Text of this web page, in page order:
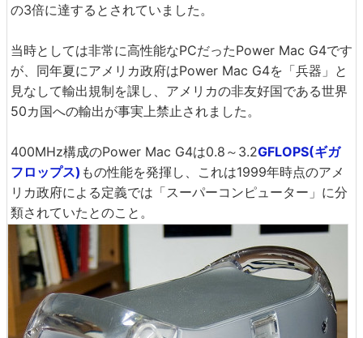
の3倍に達するとされていました。
当時としては非常に高性能なPCだったPower Mac G4です
が、同年夏にアメリカ政府はPower Mac G4を「兵器」と
見なして輸出規制を課し、アメリカの非友好国である世界
50カ国への輸出が事実上禁止されました。
400MHz構成のPower Mac G4は0.8～3.2GFLOPS(ギガ
フロップス) もの性能を発揮し、これは1999年時点のアメ
リカ政府による定義では「スーパーコンピューター」に分
類されていたとのこと。